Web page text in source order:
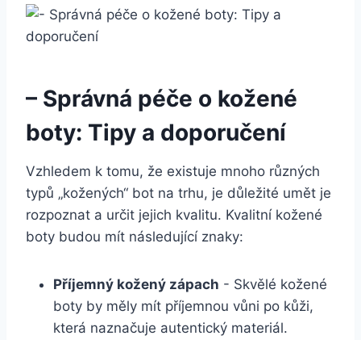
– Správná péče o kožené
‍boty: Tipy​ a ⁢doporučení
Vzhledem k⁣ tomu, že⁣ existuje mnoho různých
typů „kožených“ bot na trhu, je důležité umět je⁤
rozpoznat a určit jejich ‍kvalitu. Kvalitní ‍kožené
boty budou mít následující znaky:
Příjemný kožený zápach ‍-⁢ Skvělé​ kožené
boty by měly mít⁣ příjemnou vůni po kůži,
která naznačuje autentický materiál.